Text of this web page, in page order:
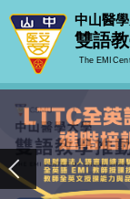
跳
到
要
內
容
區
中山醫
雙語
The EMI